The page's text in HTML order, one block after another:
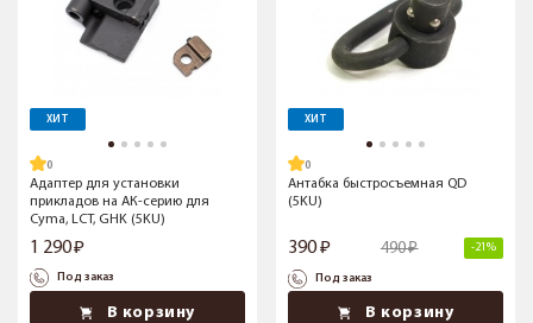
ХИТ
Адаптер для установки
прикладов на АК-серию для
Cyma, LCT, GHK (5KU)
1 290
Под заказ
В корзину
ХИТ
Антабка быстросъемная QD
(5KU)
390 490 -21%
Под заказ
В корзину